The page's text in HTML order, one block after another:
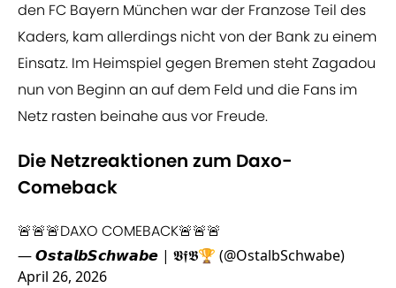
den FC Bayern München war der Franzose Teil des
Kaders, kam allerdings nicht von der Bank zu einem
Einsatz. Im Heimspiel gegen Bremen steht Zagadou
nun von Beginn an auf dem Feld und die Fans im
Netz rasten beinahe aus vor Freude.
Die Netzreaktionen zum Daxo-
Comeback
🚨🚨🚨DAXO COMEBACK🚨🚨🚨
— 𝙊𝙨𝙩𝙖𝙡𝙗𝙎𝙘𝙝𝙬𝙖𝙗𝙚 | 𝖁𝖋𝕭🏆 (@OstalbSchwabe)
April 26, 2026